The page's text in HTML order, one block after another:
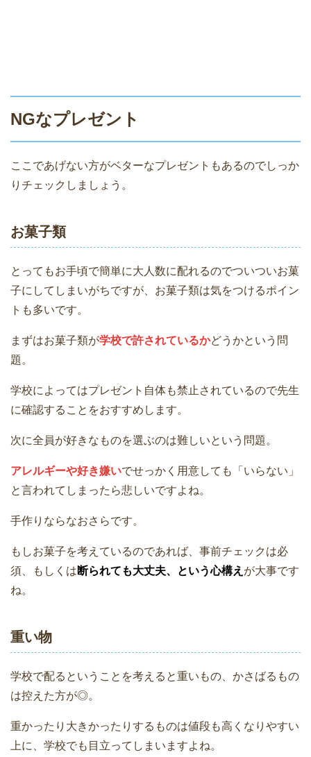
NGなプレゼント
ここであげない方がベターなプレゼントもあるのでしっか
りチェックしましょう。
お菓子類
とってもお手頃で簡単に大人数に配れるのでついついお菓
子にしてしまいがちですが、お菓子類は気をつけるポイン
トも多いです。
まずはお菓子類が学校で許されているかどうかという問
題。
学校によってはプレゼント自体も禁止されているので先生
に確認することをおすすめします。
次に全員が好きなものを選ぶのは難しいという問題。
アレルギーや好き嫌いでせっかく用意しても「いらない」
と言われてしまったら悲しいですよね。
手作りならなおさらです。
もしお菓子を考えているのであれば、事前チェックは必
須、もしくは断られても大丈夫、という心構え が大事です
ね。
重い物
学校で配るということを考えると重いもの、かさばるもの
は控えた方が◎。
重かったり大きかったりするものは値段も高くなりやすい
上に、学校でも目立ってしまいますよね。